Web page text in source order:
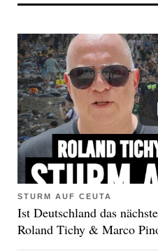
STURM AUF CEUTA
Ist Deutschland das
Roland Tichy & Marco